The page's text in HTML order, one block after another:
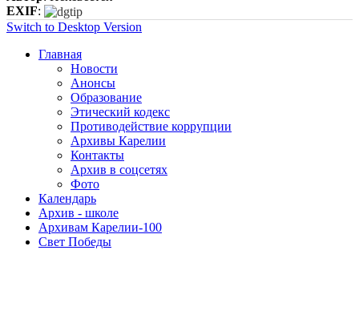
EXIF:
Switch to Desktop Version
Главная
Новости
Анонсы
Образование
Этический кодекс
Противодействие коррупции
Архивы Карелии
Контакты
Архив в соцсетях
Фото
Календарь
Архив - школе
Архивам Карелии-100
Свет Победы